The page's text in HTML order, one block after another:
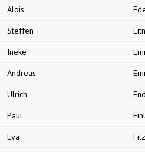
Alois
Steffen
Ineke
Andreas
Ulrich
Paul
Eva